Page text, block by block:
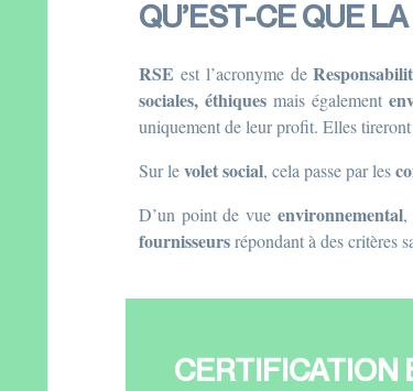
QU’EST-CE QUE
RSE est l’acronyme de
sociales, éthiques mais également
uniquement de leur profit. Elles
Sur levolet social, cela passe par les
D’un point de vue environnemental,
fournisseursrépondant à des critères
CERTIFICATION